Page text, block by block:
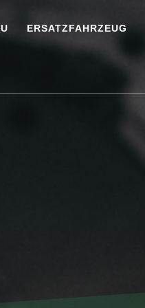
ERSATZFAHRZEUG